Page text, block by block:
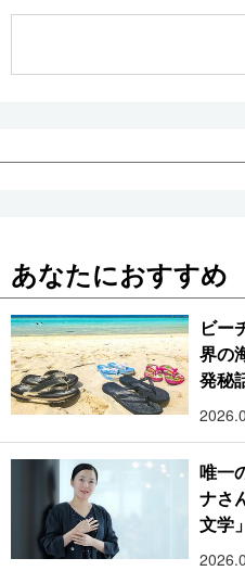
あなたにおすすめ
ビー
界の
発秘
唯一
ナさ
文学」